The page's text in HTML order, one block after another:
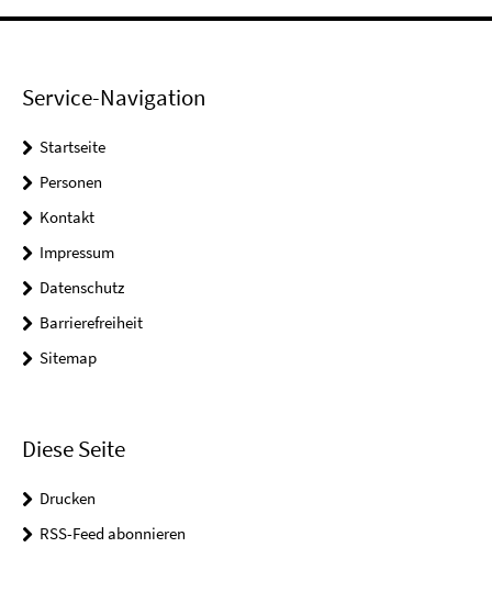
Service-Navigation
Startseite
Personen
Kontakt
Impressum
Datenschutz
Barrierefreiheit
Sitemap
Diese Seite
Drucken
RSS-Feed abonnieren